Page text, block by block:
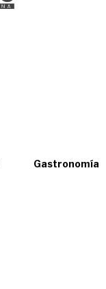
Gastronomía